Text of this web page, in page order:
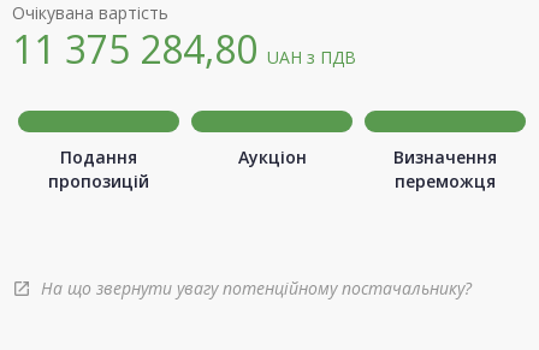
Очікувана вартість
11 375 284,80 UAH з ПДВ
Подання
пропозицій
Аукціон
Визначення
переможця
open_in_new На що звернути увагу потенційному постачальнику?